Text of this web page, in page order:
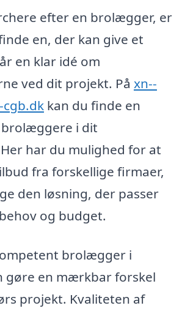
efter en brolægger, er
en, der kan give et
en klar idé om
ved dit projekt. På xn--
kan du finde en
i dit
har du mulighed for at
fra forskellige firmaer,
den løsning, der passer
og budget.
brolægger i
gøre en mærkbar forskel
projekt. Kvaliteten af